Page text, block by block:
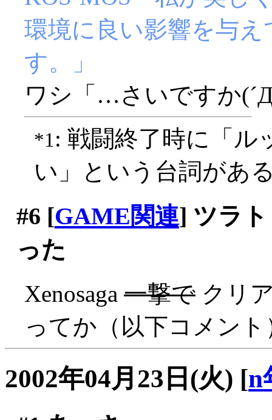
環境に良い影響を与
す。」
ワシ「…さいですか
*1: 戦闘終了時に「ル
い」という台詞があ
#6 [GAME関連] ツラ
った
Xenosaga 一撃で クリ
ってか（以下コメント
2002年04月23日(火) [n